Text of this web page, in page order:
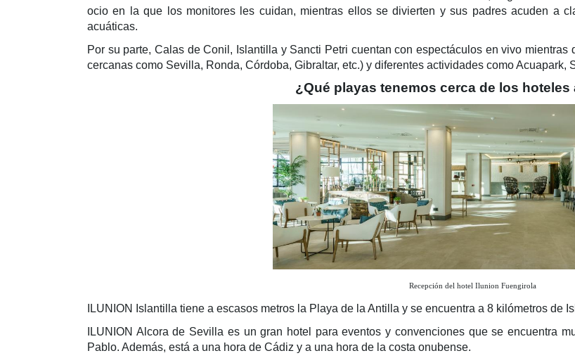
ocio en la que los monitores les cuidan, mientras ellos se divierten y sus padres acuden a
acuáticas.
Por su parte, Calas de Conil, Islantilla y Sancti Petri cuentan con espectáculos en vivo
cercanas como Sevilla, Ronda, Córdoba, Gibraltar, etc.) y diferentes actividades como Acuapark,
¿Qué playas tenemos cerca de los hoteles
Recepción del hotel Ilunion Fuengirola
ILUNION Islantilla tiene a escasos metros la Playa de la Antilla y se encuentra a 8 kilómetros de
ILUNION Alcora de Sevilla es un gran hotel para eventos y convenciones que se encuentra
Pablo. Además, está a una hora de Cádiz y a una hora de la costa onubense.